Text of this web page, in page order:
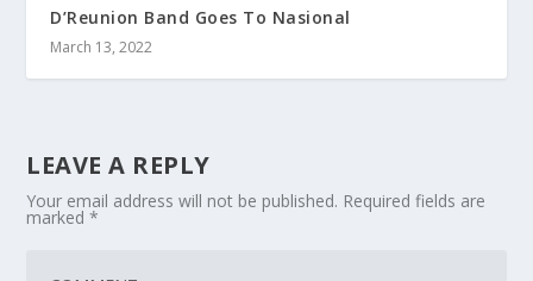
D’Reunion Band Goes To Nasional
March 13, 2022
LEAVE A REPLY
Your email address will not be published. Required fields are
marked*